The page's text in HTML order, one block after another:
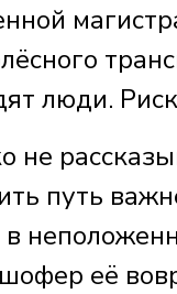
люди.
не
путь
в
её